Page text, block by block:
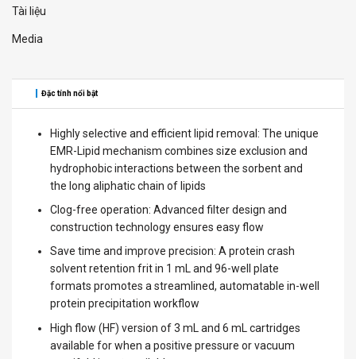
Tài liệu
Media
Đặc tính nổi bật
Highly selective and efficient lipid removal: The unique
EMR-Lipid mechanism combines size exclusion and
hydrophobic interactions between the sorbent and
the long aliphatic chain of lipids
Clog-free operation: Advanced filter design and
construction technology ensures easy flow
Save time and improve precision: A protein crash
solvent retention frit in 1 mL and 96-well plate
formats promotes a streamlined, automatable in-well
protein precipitation workflow
High flow (HF) version of 3 mL and 6 mL cartridges
available for when a positive pressure or vacuum